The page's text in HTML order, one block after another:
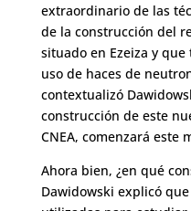
extraordinario de las
de la construcción del
situado en Ezeiza y
uso de haces de
contextualizó
construcción de este
CNEA, comenzará este
Ahora bien, ¿en qué
Dawidowski explicó